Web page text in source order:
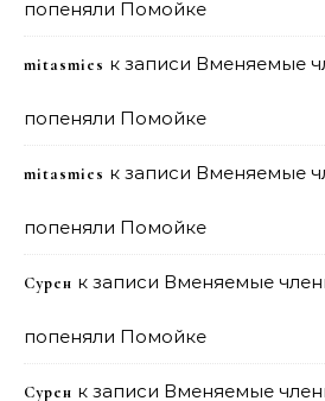
попеняли Помойке
mitasmies к записи Вменяемые
попеняли Помойке
mitasmies к записи Вменяемые
попеняли Помойке
Сурен к записи Вменяемые
попеняли Помойке
Сурен к записи Вменяемые